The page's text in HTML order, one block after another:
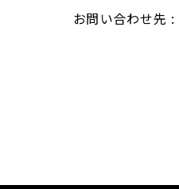
お問い合わせ先 :